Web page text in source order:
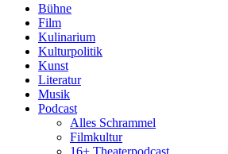
Bühne
Film
Kulinarium
Kulturpolitik
Kunst
Literatur
Musik
Podcast
Alles Schrammel
Filmkultur
16+ Theaterpodcast